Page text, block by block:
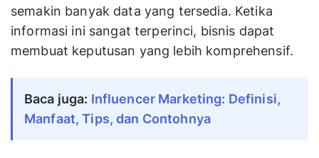
semakin banyak data yang tersedia. Ketika
informasi ini sangat terperinci, bisnis dapat
membuat keputusan yang lebih komprehensif.
Baca juga: Influencer Marketing: Definisi,
Manfaat, Tips, dan Contohnya